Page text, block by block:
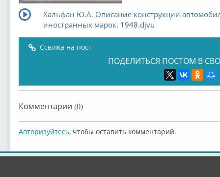
Хальфан Ю.А. Описание конструкции
иностранных марок. 1948.djvu
Ссылка на пост
ПОДЕЛИТЬСЯ ПОСТОМ В
Комментарии (0)
Авторизуйтесь, чтобы оставить комментарий.